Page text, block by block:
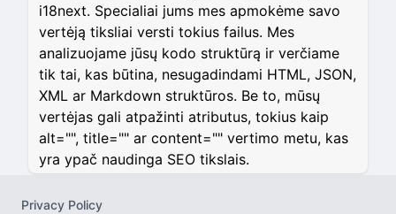
i18next. Specialiai jums mes apmokėme savo
vertėją tiksliai versti tokius failus. Mes
analizuojame jūsų kodo struktūrą ir verčiame
tik tai, kas būtina, nesugadindami HTML, JSON,
XML ar Markdown struktūros. Be to, mūsų
vertėjas gali atpažinti atributus, tokius kaip
alt="", title="" ar content="" vertimo metu, kas
yra ypač naudinga SEO tikslais.
Privacy Policy